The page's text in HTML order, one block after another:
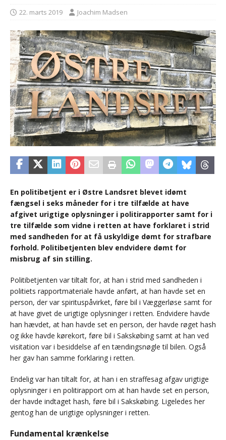
22. marts 2019 Joachim Madsen
En politibetjent er i Østre Landsret blevet idømt
fængsel i seks måneder for i tre tilfælde at have
afgivet urigtige oplysninger i politirapporter samt for i
tre tilfælde som vidne i retten at have forklaret i strid
med sandheden for at få uskyldige dømt for strafbare
forhold. Politibetjenten blev endvidere dømt for
misbrug af sin stilling.
Politibetjenten var tiltalt for, at han i strid med sandheden i
politiets rapportmateriale havde anført, at han havde set en
person, der var spirituspåvirket, føre bil i Væggerløse samt for
at have givet de urigtige oplysninger i retten. Endvidere havde
han hævdet, at han havde set en person, der havde røget hash
og ikke havde kørekort, føre bil i Sakskøbing samt at han ved
visitation var i besiddelse af en tændingsnøgle til bilen. Også
her gav han samme forklaring i retten.
Endelig var han tiltalt for, at han i en straffesag afgav urigtige
oplysninger i en politirapport om at han havde set en person,
der havde indtaget hash, føre bil i Sakskøbing. Ligeledes her
gentog han de urigtige oplysninger i retten.
Fundamental krænkelse